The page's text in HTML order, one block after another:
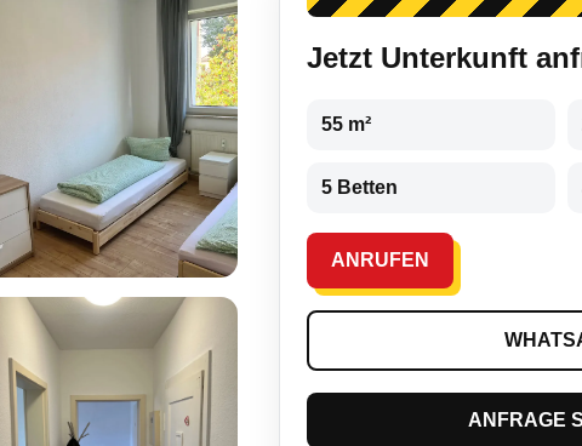
Jetzt Unterkunft
55 m²
5 Betten
ANRUFEN
ANFRAGE